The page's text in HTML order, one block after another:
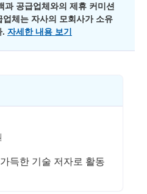
과 공급업체와의 제휴 커미션
체는 자사의 모회사가 소유
. 자세한 내용 보기
득한 기술 저자로 활동